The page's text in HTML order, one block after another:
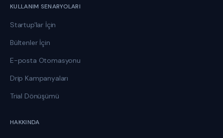
KULLANIM SENARYOLARI
Startup'lar İçin
Bültenler İçin
E-posta Otomasyonu
Drip Kampanyaları
Trial Dönüşümü
HAKKINDA